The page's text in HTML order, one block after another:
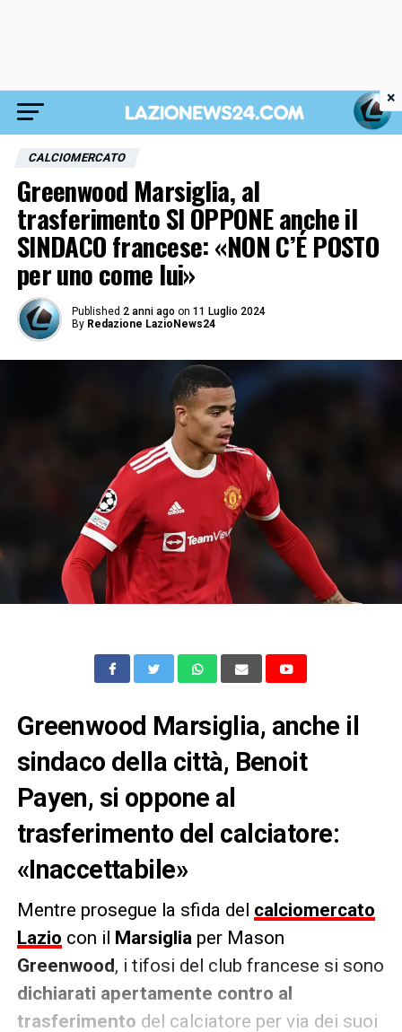
CALCIOMERCATO
Greenwood Marsiglia, al
trasferimento SI OPPONE anche il
SINDACO francese: «NON C’É POSTO
per uno come lui»
Published 2 anni ago on 11 Luglio 2024
By Redazione LazioNews24
Greenwood Marsiglia, anche il
sindaco della città, Benoit
Payen, si oppone al
trasferimento del calciatore:
«Inaccettabile»
Mentre prosegue la sfida del calciomercato
Lazio con il Marsigliaper Mason
Greenwood, i tifosi del club francese si sono
dichiarati apertamente contro al
trasferimento del calciatore per via dei suoi
×